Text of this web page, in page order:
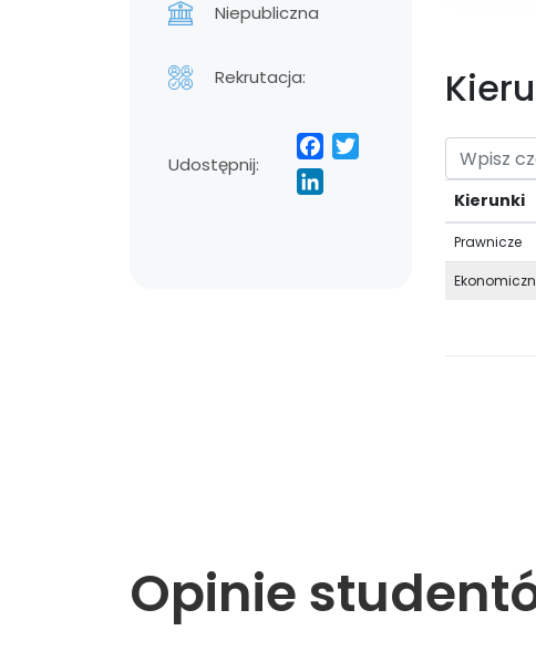
Niepubliczna
Rekrutacja:
Udostępnij: Facebook
Twitter
LinkedInKierunki
Prawnicze
Opinie